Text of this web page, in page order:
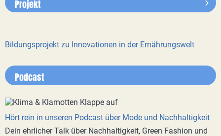
Projekt
Bildungsprojekt zu Innovationen in der Ernährungswelt
Podcast
Hört rein in unseren Podcast über Mode und Nachhaltigkeit
Dein ehrlicher Talk über Nachhaltigkeit, Green Fashion und